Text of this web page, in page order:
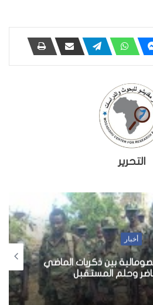
التحرير
أخبار
بين ذكريات الماضي
وحلم المستقبل